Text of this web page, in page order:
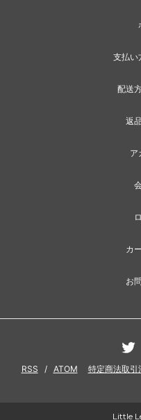
支払い
配送
返
ア
カ
お
RSS / ATOM 特定商法取引
Little